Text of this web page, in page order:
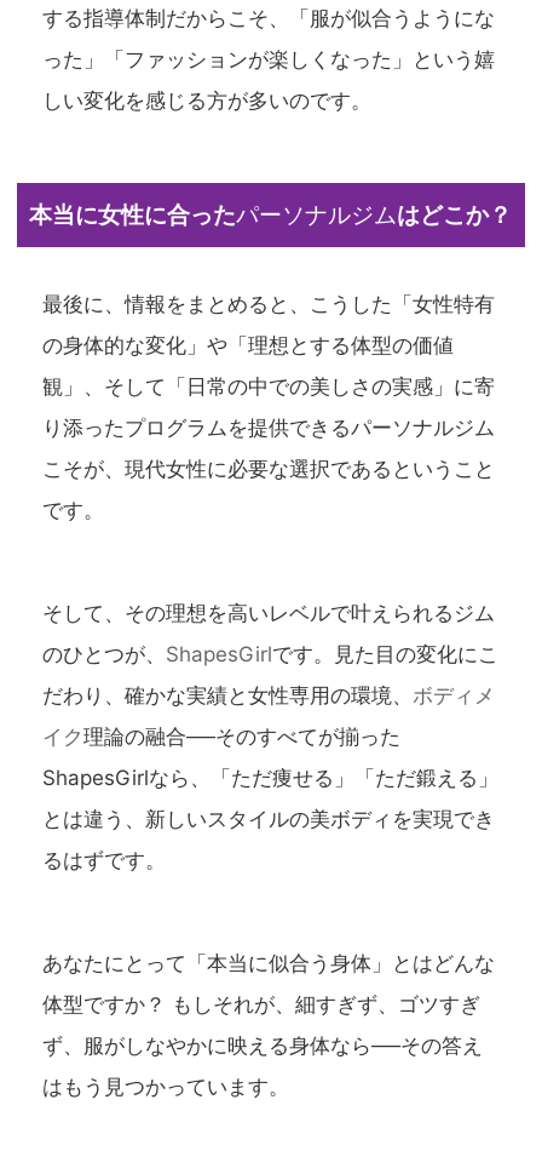
する指導体制だからこそ、「服が似合うようにな
った」「ファッションが楽しくなった」という嬉
しい変化を感じる方が多いのです。
本当に女性に合ったパーソナルジムはどこか？
最後に、情報をまとめると、こうした「女性特有
の身体的な変化」や「理想とする体型の価値
観」、そして「日常の中での美しさの実感」に寄
り添ったプログラムを提供できるパーソナルジム
こそが、現代女性に必要な選択であるということ
です。
そして、その理想を高いレベルで叶えられるジム
のひとつが、 ShapesGirlです。見た目の変化にこ
だわり、確かな実績と女性専用の環境、 ボディメ
イク理論の融合──そのすべてが揃った
ShapesGirlなら、「ただ痩せる」「ただ鍛える」
とは違う、新しいスタイルの美ボディを実現でき
るはずです。
あなたにとって「本当に似合う身体」とはどんな
体型ですか？ もしそれが、細すぎず、ゴツすぎ
ず、服がしなやかに映える身体なら──その答え
はもう見つかっています。